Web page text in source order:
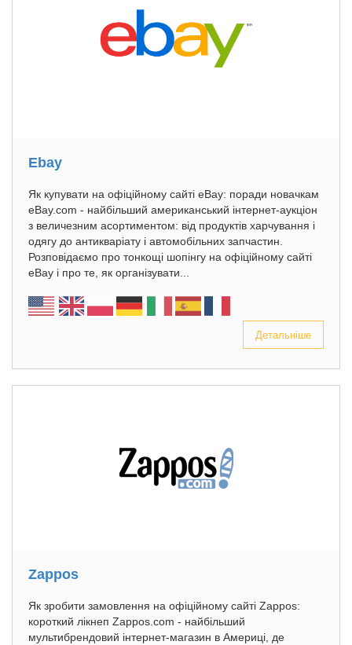
Ebay
Як купувати на офіційному сайті eBay: поради новачкам
eBay.com - найбільший американський інтернет-аукціон
з величезним асортиментом: від продуктів харчування і
одягу до антикваріату і автомобільних запчастин.
Розповідаємо про тонкощі шопінгу на офіційному сайті
eBay і про те, як організувати...
Детальніше
Zappos
Як зробити замовлення на офіційному сайті Zappos:
короткий лікнеп Zappos.com - найбільший
мультибрендовий інтернет-магазин в Америці, де